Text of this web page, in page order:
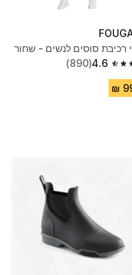
רכיבת סוסים לנשים - שחור
4.6
(890)